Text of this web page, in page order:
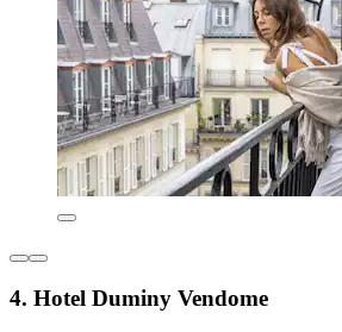
4. Hotel Duminy Vendome